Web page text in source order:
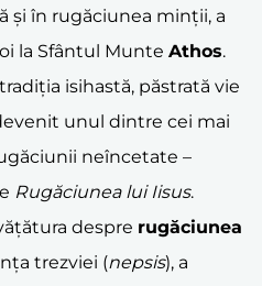
și în rugăciunea minții, a
la Sfântul Munte Athos.
isihastă, păstrată vie
unul dintre cei mai
neîncetate –
Rugăciunea lui Iisus.
despre rugăciunea
trezviei (nepsis), a